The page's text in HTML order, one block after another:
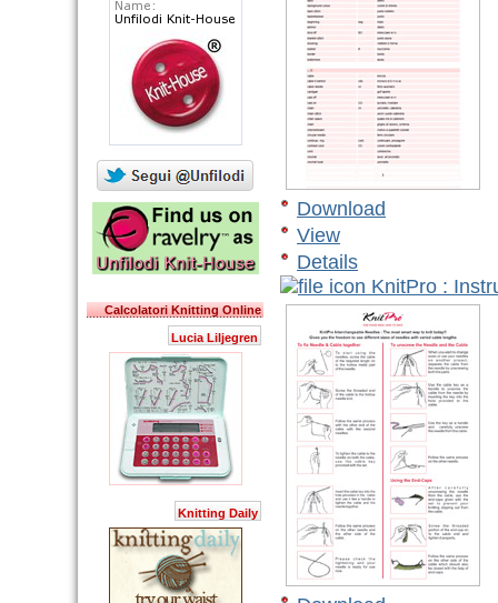
Calcolatori Knitting Online
Lucia Liljegren
Knitting Daily
Download
View
Details
KnitPro :